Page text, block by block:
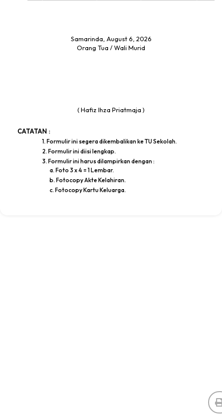
Samarinda, August 6, 2026
Orang Tua / Wali Murid
( Hafiz Ihza Priatmaja )
CATATAN :
1. Formulir ini segera dikembalikan ke TU Sekolah.
2. Formulir ini diisi lengkap.
3. Formulir ini harus dilampirkan dengan :
a. Foto 3 x 4 = 1 Lembar.
b. Fotocopy Akte Kelahiran.
c. Fotocopy Kartu Keluarga.